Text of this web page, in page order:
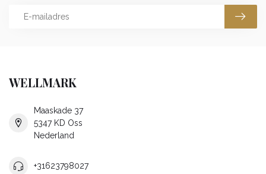
WELLMARK
Maaskade 37
5347 KD Oss
Nederland
+31623798027